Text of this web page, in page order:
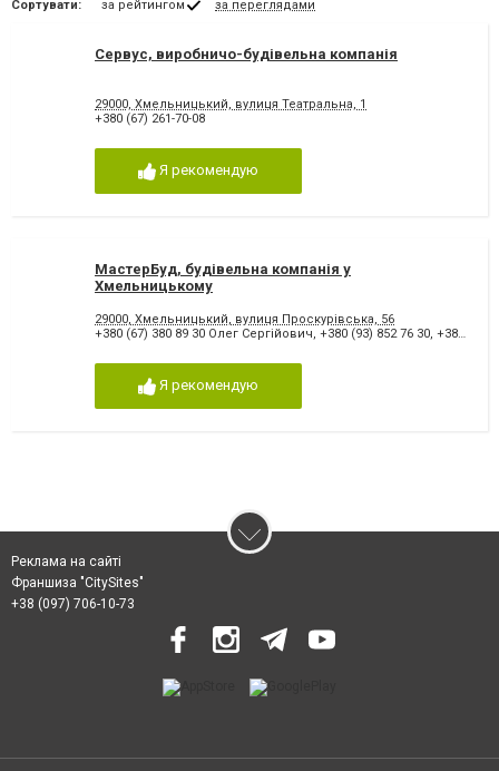
Сортувати: за рейтингом за переглядами
Сервус, виробничо-будівельна компанія
29000, Хмельницький, вулиця Театральна, 1
+380 (67) 261-70-08
Я рекомендую
МастерБуд, будівельна компанія у
Хмельницькому
29000, Хмельницький, вулиця Проскурівська, 56
+380 (67) 380 89 30 Олег Сергійович, +380 (93) 852 76 30, +380 (98) 886 20 63 Олексій Володимирович
Я рекомендую
Реклама на сайті
Франшиза "CitySites"
+38 (097) 706-10-73